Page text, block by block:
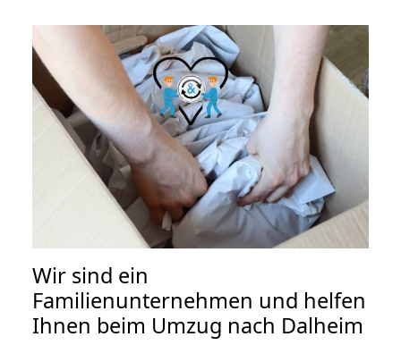
Wir sind ein
Familienunternehmen und helfen
Ihnen beim Umzug nach Dalheim